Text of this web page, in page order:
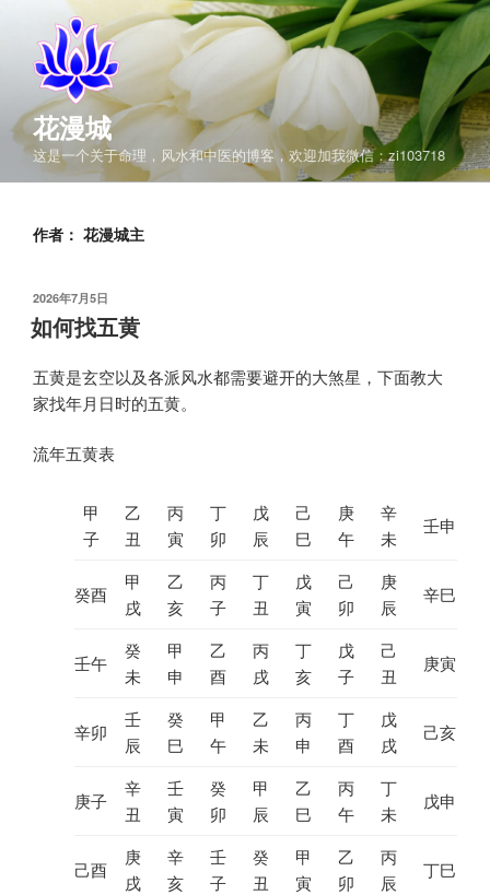
花漫城
这是一个关于命理，风水和中医的博客，欢迎加我微信：zi103718
作者： 花漫城主
发
布
于
2026年7月5日
如何找五黄
五黄是玄空以及各派风水都需要避开的大煞星，下面教大
家找年月日时的五黄。
流年五黄表
甲
子
乙
丑
丙
寅
丁
卯
戊
辰
己
巳
庚
午
辛
未
壬申
癸酉
甲
戌
乙
亥
丙
子
丁
丑
戊
寅
己
卯
庚
辰
辛巳
壬午
癸
未
甲
申
乙
酉
丙
戌
丁
亥
戊
子
己
丑
庚寅
辛卯
壬
辰
癸
巳
甲
午
乙
未
丙
申
丁
酉
戊
戌
己亥
庚子
辛
丑
壬
寅
癸
卯
甲
辰
乙
巳
丙
午
丁
未
戊申
己酉
庚
戌
辛
亥
壬
子
癸
丑
甲
寅
乙
卯
丙
辰
丁巳